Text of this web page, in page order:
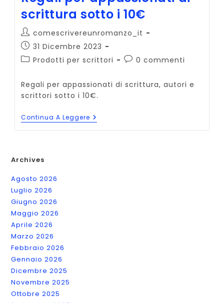
scrittura sotto i 10€
Autore
dell'articolo:
comescrivereunromanzo_it
Articolo
pubblicato:
31 Dicembre 2023
Categoria
Prodotti per scrittori
Commenti
0 commenti
Regali per appassionati di scrittura, autori e
scrittori sotto i 10€.
Continua A Leggere Regali
Per
Archives
Agosto 2026
Luglio 2026
Giugno 2026
Maggio 2026
Aprile 2026
Marzo 2026
Febbraio 2026
Gennaio 2026
Dicembre 2025
Novembre 2025
Ottobre 2025